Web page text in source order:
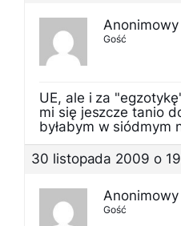
Anonimowy
Gość
UE, ale i za
mi się jeszcze tanio
byłabym w siódmym
30 listopada 2009 o
Anonimowy
Gość